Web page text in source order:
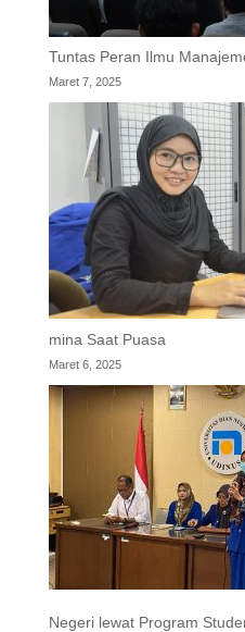
Tuntas Peran Ilmu
Maret 7, 2025
mina Saat Puasa
Maret 6, 2025
Negeri lewat Program